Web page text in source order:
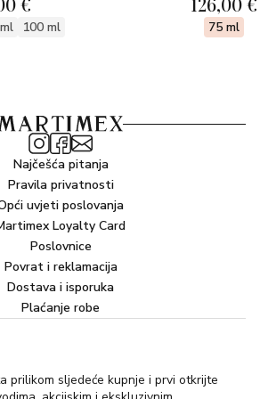
100 ml 75 ml
Najčešća pitanja
Pravila privatnosti
uvjeti poslovanja
Loyalty Card
Poslovnice
Povrat i reklamacija
Dostava i isporuka
Plaćanje robe
prilikom sljedeće kupnje i prvi otkrijte